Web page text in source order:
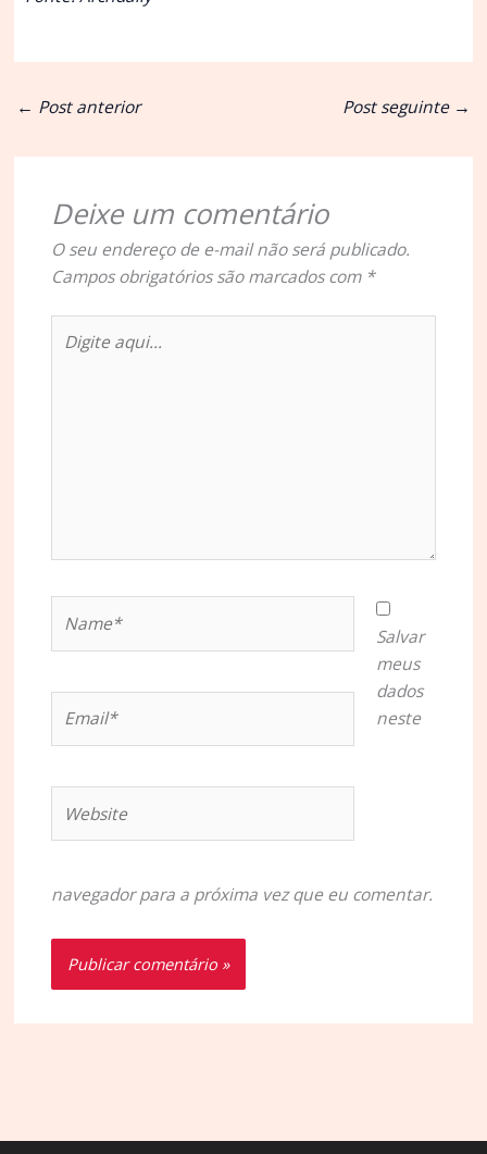
← Post anterior Post seguinte →
Deixe um comentário
O seu endereço de e-mail não será publicado.
Campos obrigatórios são marcados com *
aqui...
Salvar
meus
dados
neste
navegador para a próxima vez que eu comentar.